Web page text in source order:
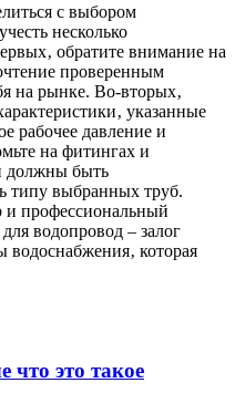
с выбором
несколько
обратите внимание на
проверенным
на рынке. Во-вторых‚
указанные
рабочее давление и
на фитингах и
должны быть
типу выбранных труб.
профессиональный
водопровод – залог
которая
что это такое